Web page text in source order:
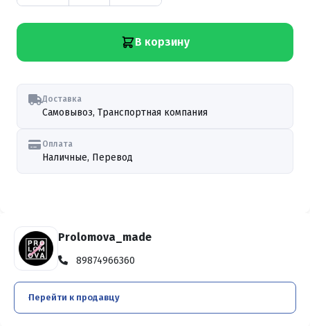
В корзину
Доставка
Самовывоз, Транспортная компания
Оплата
Наличные, Перевод
Prolomova_made
89874966360
Перейти к продавцу